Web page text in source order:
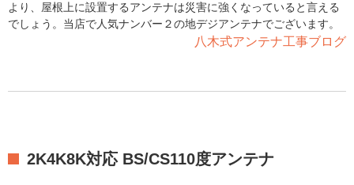
より、屋根上に設置するアンテナは災害に強くなっていると言える
でしょう。当店で人気ナンバー２の地デジアンテナでございます。
八木式アンテナ工事ブログ
2K4K8K対応 BS/CS110度アンテナ